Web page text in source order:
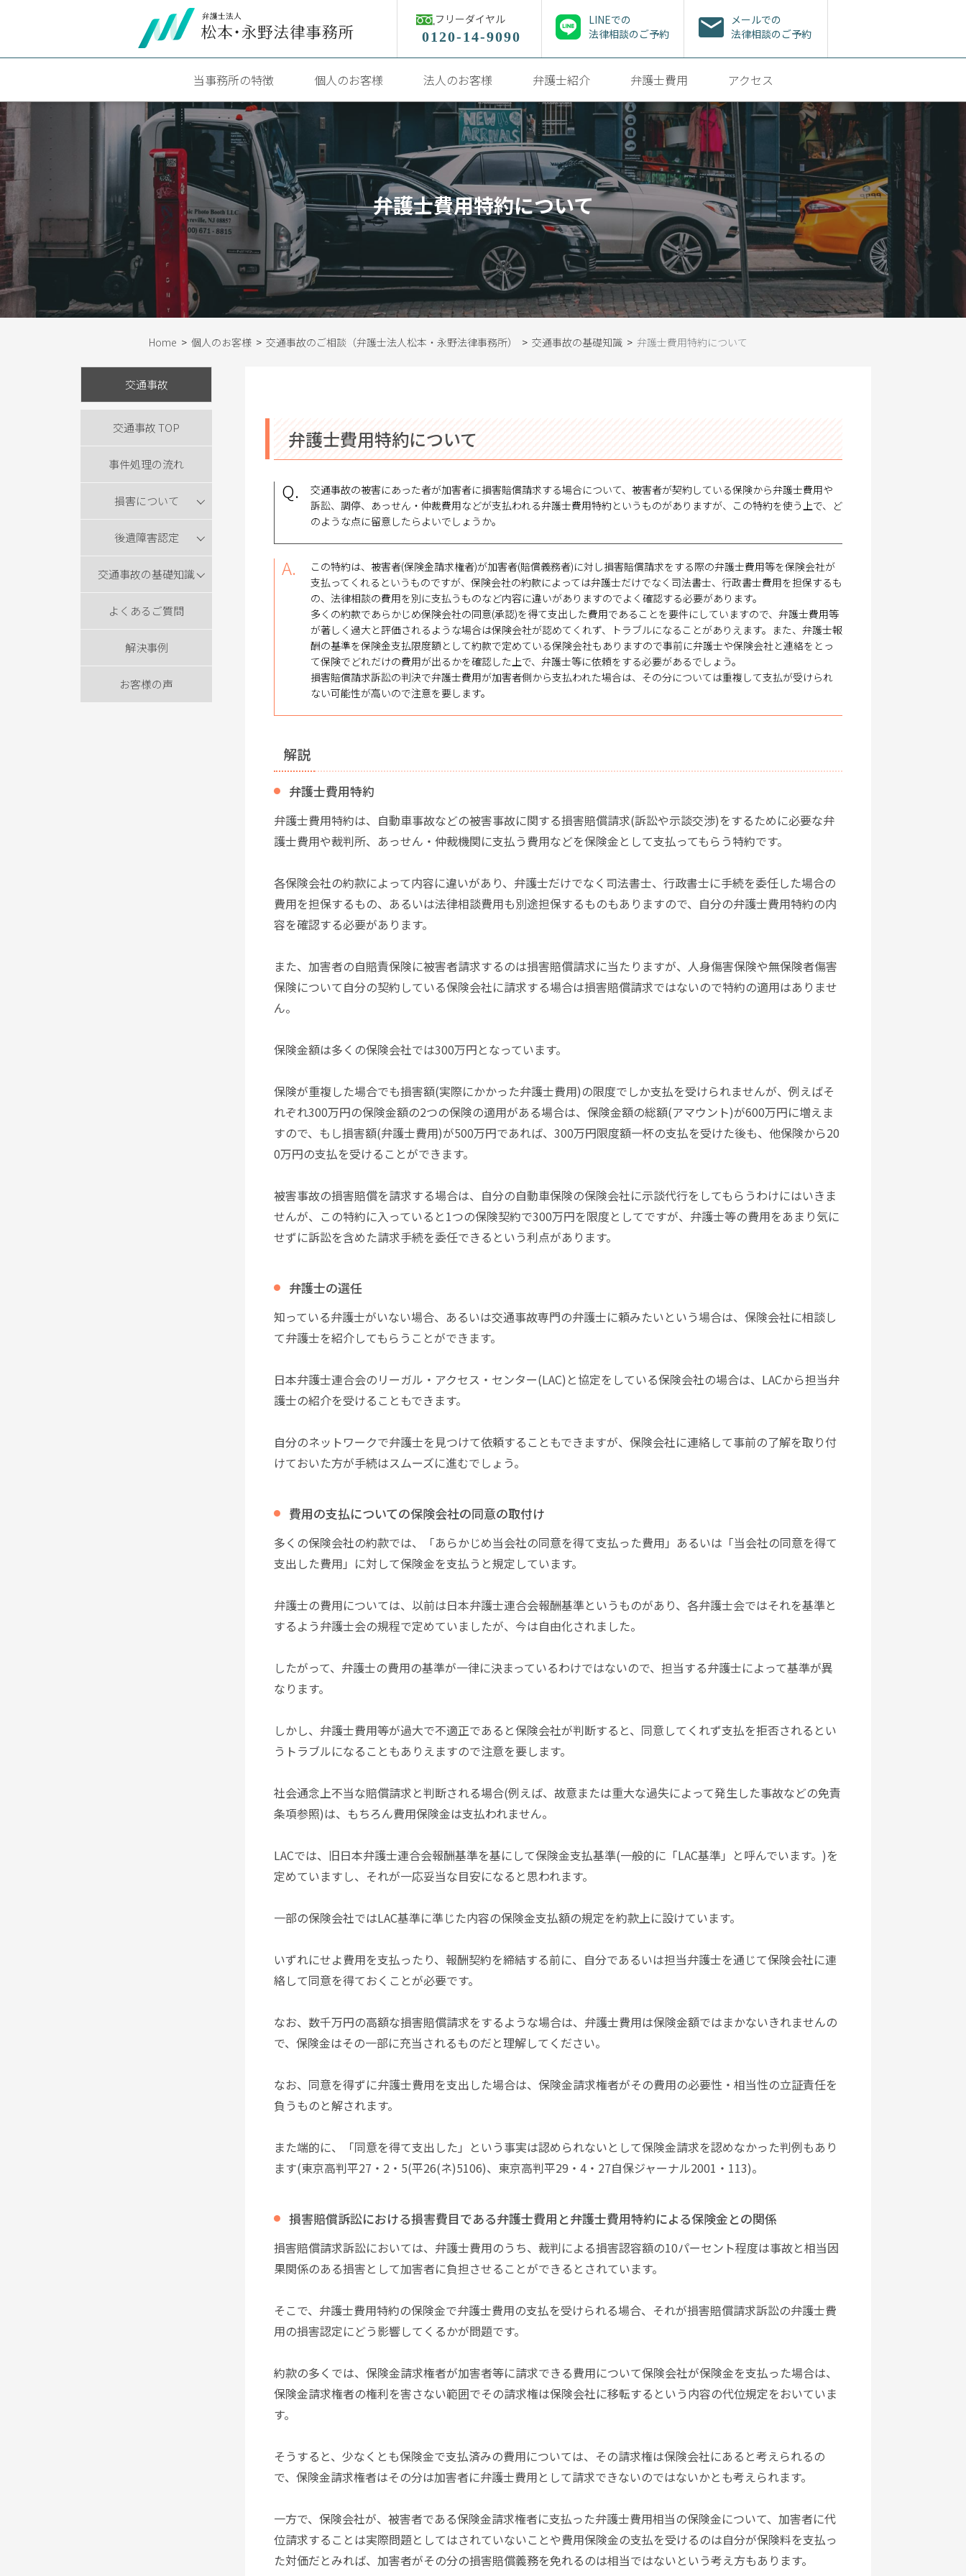
フリーダイヤル
0120-14-9090
LINEでの
法律相談のご予約
メールでの
法律相談のご予約
当事務所の特徴 個人のお客様 法人のお客様 弁護士紹介 弁護士費用 アクセス
弁護士費用特約について
Home > 個人のお客様 > 交通事故のご相談（弁護士法人松本・永野法律事務所） > 交通事故の基礎知識 > 弁護士費用特約について
交通事故
交通事故 TOP
事件処理の流れ
損害について
後遺障害認定
交通事故の基礎知識
よくあるご質問
解決事例
お客様の声
弁護士費用特約について
Q.
交通事故の被害にあった者が加害者に損害賠償請求する場合について、被害者が契約している保険から弁護士費用や
訴訟、調停、あっせん・仲裁費用などが支払われる弁護士費用特約というものがありますが、この特約を使う上で、ど
のような点に留意したらよいでしょうか。
A.
この特約は、被害者(保険金請求権者)が加害者(賠償義務者)に対し損害賠償請求をする際の弁護士費用等を保険会社が
支払ってくれるというものですが、保険会社の約款によっては弁護士だけでなく司法書士、行政書士費用を担保するも
の、法律相談の費用を別に支払うものなど内容に違いがありますのでよく確認する必要があります。
多くの約款であらかじめ保険会社の同意(承認)を得て支出した費用であることを要件にしていますので、弁護士費用等
が著しく過大と評価されるような場合は保険会社が認めてくれず、トラブルになることがありえます。また、弁護士報
酬の基準を保険金支払限度額として約款で定めている保険会社もありますので事前に弁護士や保険会社と連絡をとっ
て保険でどれだけの費用が出るかを確認した上で、弁護士等に依頼をする必要があるでしょう。
損害賠償請求訴訟の判決で弁護士費用が加害者側から支払われた場合は、その分については重複して支払が受けられ
ない可能性が高いので注意を要します。
解説
弁護士費用特約
弁護士費用特約は、自動車事故などの被害事故に関する損害賠償請求(訴訟や示談交渉)をするために必要な弁
護士費用や裁判所、あっせん・仲裁機関に支払う費用などを保険金として支払ってもらう特約です。
各保険会社の約款によって内容に違いがあり、弁護士だけでなく司法書士、行政書士に手続を委任した場合の
費用を担保するもの、あるいは法律相談費用も別途担保するものもありますので、自分の弁護士費用特約の内
容を確認する必要があります。
また、加害者の自賠責保険に被害者請求するのは損害賠償請求に当たりますが、人身傷害保険や無保険者傷害
保険について自分の契約している保険会社に請求する場合は損害賠償請求ではないので特約の適用はありませ
ん。
保険金額は多くの保険会社では300万円となっています。
保険が重複した場合でも損害額(実際にかかった弁護士費用)の限度でしか支払を受けられませんが、例えばそ
れぞれ300万円の保険金額の2つの保険の適用がある場合は、保険金額の総額(アマウント)が600万円に増えま
すので、もし損害額(弁護士費用)が500万円であれば、300万円限度額一杯の支払を受けた後も、他保険から20
0万円の支払を受けることができます。
被害事故の損害賠償を請求する場合は、自分の自動車保険の保険会社に示談代行をしてもらうわけにはいきま
せんが、この特約に入っていると1つの保険契約で300万円を限度としてですが、弁護士等の費用をあまり気に
せずに訴訟を含めた請求手続を委任できるという利点があります。
弁護士の選任
知っている弁護士がいない場合、あるいは交通事故専門の弁護士に頼みたいという場合は、保険会社に相談し
て弁護士を紹介してもらうことができます。
日本弁護士連合会のリーガル・アクセス・センター(LAC)と協定をしている保険会社の場合は、LACから担当弁
護士の紹介を受けることもできます。
自分のネットワークで弁護士を見つけて依頼することもできますが、保険会社に連絡して事前の了解を取り付
けておいた方が手続はスムーズに進むでしょう。
費用の支払についての保険会社の同意の取付け
多くの保険会社の約款では、「あらかじめ当会社の同意を得て支払った費用」あるいは「当会社の同意を得て
支出した費用」に対して保険金を支払うと規定しています。
弁護士の費用については、以前は日本弁護士連合会報酬基準というものがあり、各弁護士会ではそれを基準と
するよう弁護士会の規程で定めていましたが、今は自由化されました。
したがって、弁護士の費用の基準が一律に決まっているわけではないので、担当する弁護士によって基準が異
なります。
しかし、弁護士費用等が過大で不適正であると保険会社が判断すると、同意してくれず支払を拒否されるとい
うトラブルになることもありえますので注意を要します。
社会通念上不当な賠償請求と判断される場合(例えば、故意または重大な過失によって発生した事故などの免責
条項参照)は、もちろん費用保険金は支払われません。
LACでは、旧日本弁護士連合会報酬基準を基にして保険金支払基準(一般的に「LAC基準」と呼んでいます。)を
定めていますし、それが一応妥当な目安になると思われます。
一部の保険会社ではLAC基準に準じた内容の保険金支払額の規定を約款上に設けています。
いずれにせよ費用を支払ったり、報酬契約を締結する前に、自分であるいは担当弁護士を通じて保険会社に連
絡して同意を得ておくことが必要です。
なお、数千万円の高額な損害賠償請求をするような場合は、弁護士費用は保険金額ではまかないきれませんの
で、保険金はその一部に充当されるものだと理解してください。
なお、同意を得ずに弁護士費用を支出した場合は、保険金請求権者がその費用の必要性・相当性の立証責任を
負うものと解されます。
また端的に、「同意を得て支出した」という事実は認められないとして保険金請求を認めなかった判例もあり
ます(東京高判平27・2・5(平26(ネ)5106)、東京高判平29・4・27自保ジャーナル2001・113)。
損害賠償訴訟における損害費目である弁護士費用と弁護士費用特約による保険金との関係
損害賠償請求訴訟においては、弁護士費用のうち、裁判による損害認容額の10パーセント程度は事故と相当因
果関係のある損害として加害者に負担させることができるとされています。
そこで、弁護士費用特約の保険金で弁護士費用の支払を受けられる場合、それが損害賠償請求訴訟の弁護士費
用の損害認定にどう影響してくるかが問題です。
約款の多くでは、保険金請求権者が加害者等に請求できる費用について保険会社が保険金を支払った場合は、
保険金請求権者の権利を害さない範囲でその請求権は保険会社に移転するという内容の代位規定をおいていま
す。
そうすると、少なくとも保険金で支払済みの費用については、その請求権は保険会社にあると考えられるの
で、保険金請求権者はその分は加害者に弁護士費用として請求できないのではないかとも考えられます。
一方で、保険会社が、被害者である保険金請求権者に支払った弁護士費用相当の保険金について、加害者に代
位請求することは実際問題としてはされていないことや費用保険金の支払を受けるのは自分が保険料を支払っ
た対価だとみれば、加害者がその分の損害賠償義務を免れるのは相当ではないという考え方もあります。